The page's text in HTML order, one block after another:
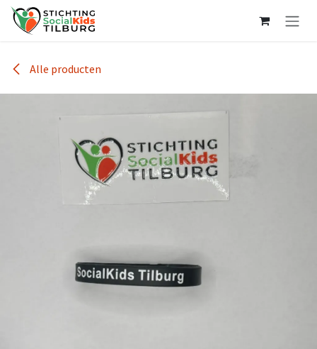
Overslaan naar inhoud
Alle producten